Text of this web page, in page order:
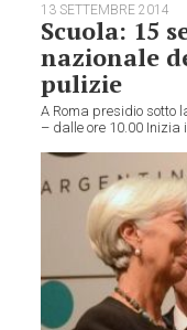
13 SETTEMBRE 2014
Scuola: 15
nazionale
pulizie
A Roma presidio sotto
– dalle ore 10.00 Inizia il